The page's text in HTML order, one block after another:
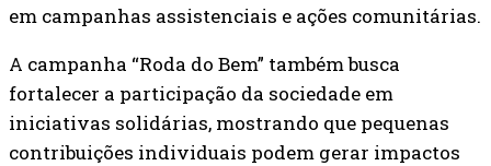
em campanhas assistenciais e ações comunitárias.
A campanha “Roda do Bem” também busca
fortalecer a participação da sociedade em
iniciativas solidárias, mostrando que pequenas
contribuições individuais podem gerar impactos